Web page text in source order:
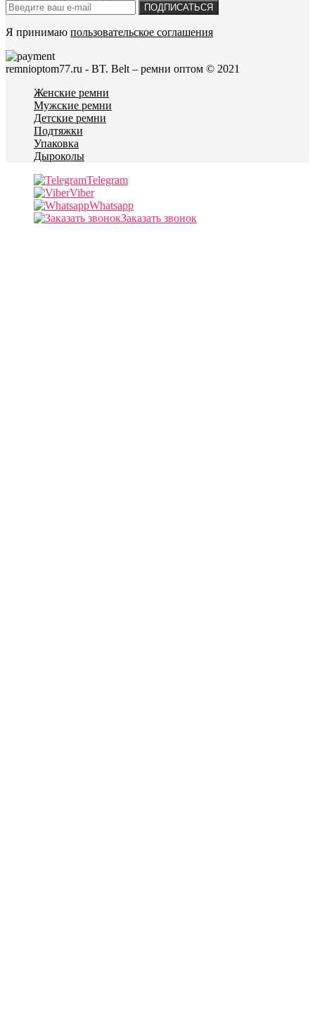
ПОДПИСАТЬСЯ
Я принимаю пользовательское соглашения
remnioptom77.ru - BT. Belt – ремни оптом © 2021
Женские ремни
Мужские ремни
Детские ремни
Подтяжки
Упаковка
Дыроколы
Telegram
Viber
Whatsapp
Заказать звонок